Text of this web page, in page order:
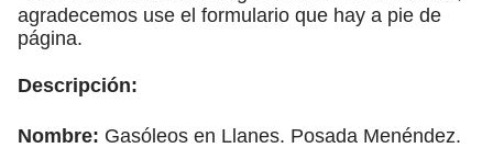
agradecemos use el formulario que hay a pie de
página.
Descripción:
Nombre: Gasóleos en Llanes. Posada Menéndez.